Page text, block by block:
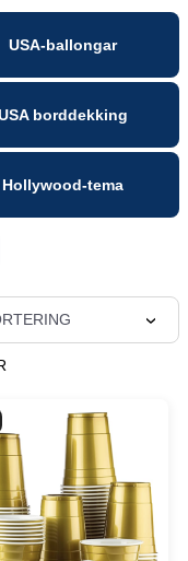
USA-ballongar
borddekking
Hollywood-tema